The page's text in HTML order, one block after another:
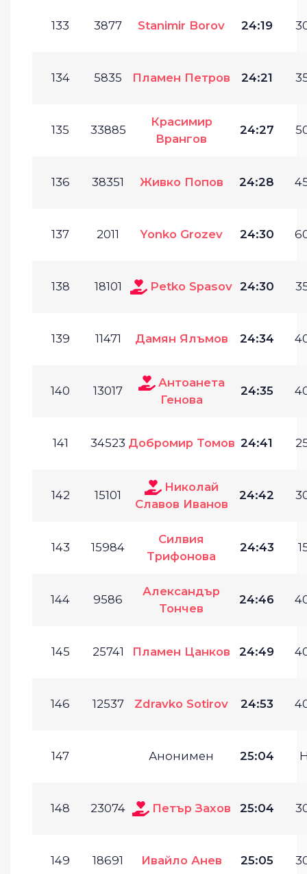
133 3877 Stanimir Borov 24:19
134 5835 Пламен Петров 24:21
135 33885
Красимир
Врангов
24:27
136 38351 Живко Попов 24:28
137 2011 Yonko Grozev 24:30
138 18101 Petko Spasov 24:30
139 11471 Дамян Ялъмов 24:34
140 13017
Антоанета
Генова
24:35
141 34523 Добромир Томов 24:41
142 15101
Николай
Славов Иванов
24:42
143 15984
Силвия
Трифонова
24:43
144 9586
Александър
Тончев
24:46
145 25741 Пламен Цанков 24:49
146 12537 Zdravko Sotirov 24:53
147 Анонимен 25:04
148 23074 Петър Захов 25:04
149 18691 Ивайло Анев 25:05